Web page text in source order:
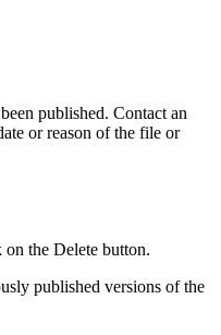
published. Contact an
or reason of the file or
the Delete button.
published versions of the